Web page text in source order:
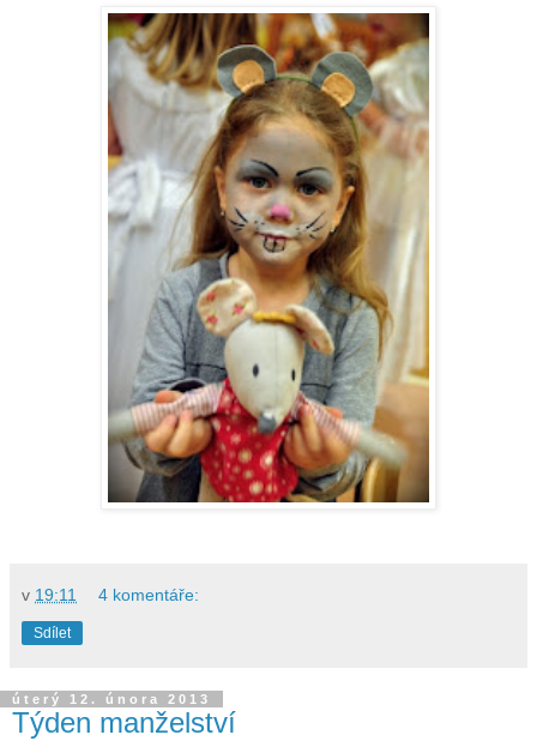
v 19:11 4 komentáře:
Sdílet
úterý 12. února 2013
Týden manželství